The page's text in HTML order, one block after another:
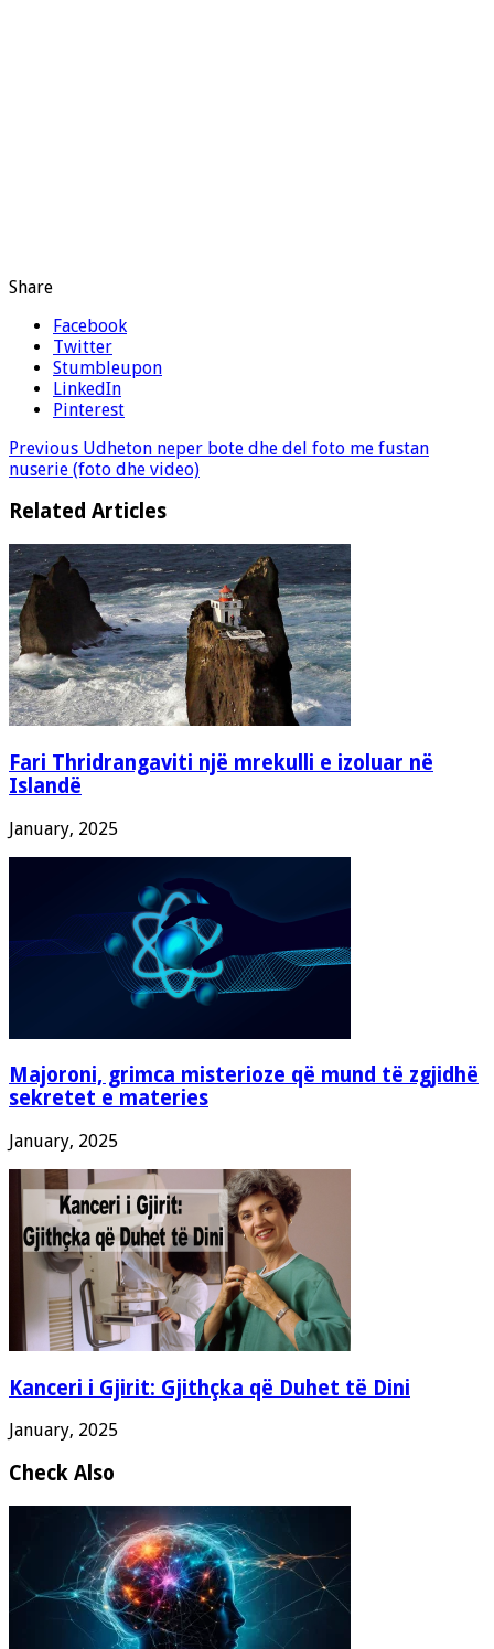
Share
Facebook
Twitter
Stumbleupon
LinkedIn
Pinterest
Previous Udheton neper bote dhe del foto me fustan
nuserie (foto dhe video)
Related Articles
Fari Thridrangaviti një mrekulli e izoluar në
Islandë
January, 2025
Majoroni, grimca misterioze që mund të zgjidhë
sekretet e materies
January, 2025
Kanceri i Gjirit: Gjithçka që Duhet të Dini
January, 2025
Check Also